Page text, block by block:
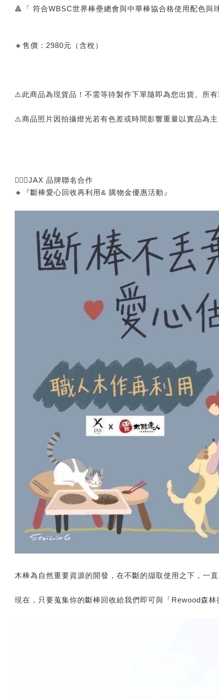
🔺「 符合WBSC世界棒壘總會與中華棒協合格使用配色與
🔸售價：2980元（含稅）
⚠️此商品為現貨品！不需等待製作下單隨即為您出貨。所
⚠️商品照片因拍攝燈光若有色差或時間影響重量以實品為主
🙅🏻‍♂️JAX 品牌聯名合作
🔸『斷棒愛心回收再利用& 購物金優惠活動』
木棒為自然重要資源的開發，在不斷的擷取使用之下，一
現在，只要蒐集你的斷棒回收給我們即可與「Rewood森